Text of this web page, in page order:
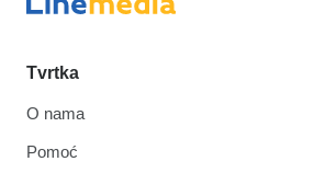
Tvrtka
O nama
Pomoć